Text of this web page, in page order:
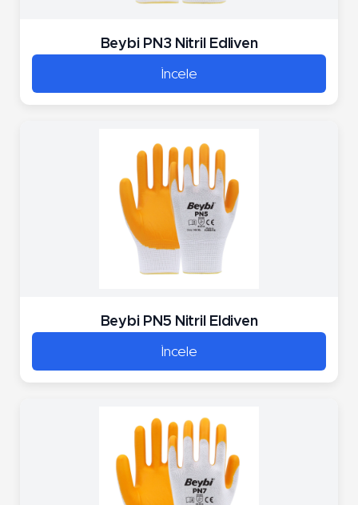
Beybi PN3 Nitril Edliven
İncele
Beybi PN5 Nitril Eldiven
İncele